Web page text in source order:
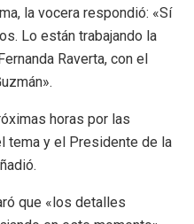
la vocera respondió: «Sí
Lo están trabajando la
Raverta, con el
horas por las
tema y el Presidente de la
que «los detalles